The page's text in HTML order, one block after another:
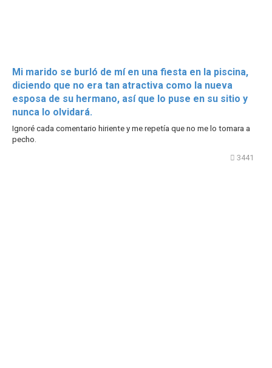
Mi marido se burló de mí en una fiesta en la piscina,
diciendo que no era tan atractiva como la nueva
esposa de su hermano, así que lo puse en su sitio y
nunca lo olvidará.
Ignoré cada comentario hiriente y me repetía que no me lo tomara a
pecho.
3441